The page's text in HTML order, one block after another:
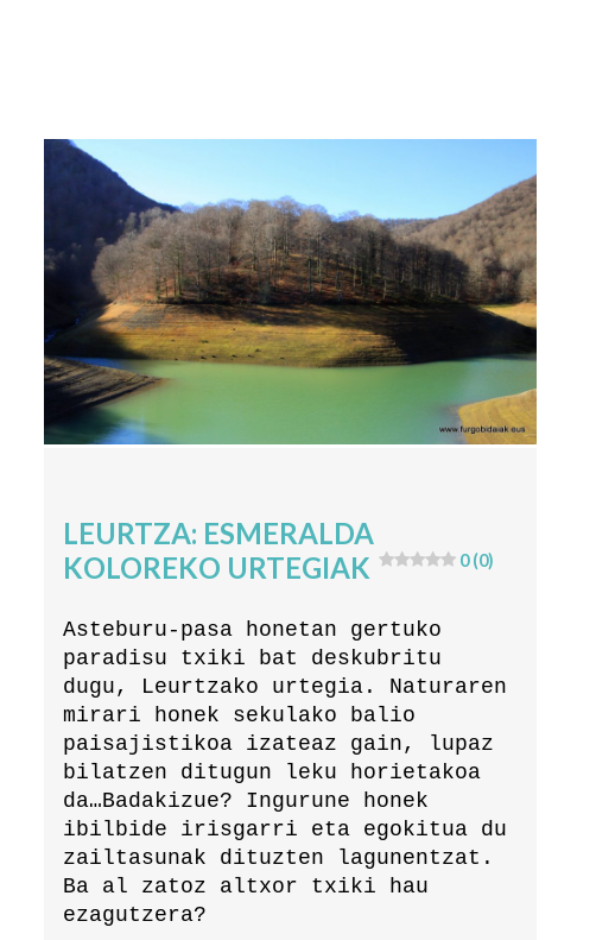
LEURTZA: ESMERALDA
KOLOREKO URTEGIAK
0 (0)
Asteburu-pasa honetan gertuko
paradisu txiki bat deskubritu
dugu, Leurtzako urtegia. Naturaren
mirari honek sekulako balio
paisajistikoa izateaz gain, lupaz
bilatzen ditugun leku horietakoa
da…Badakizue? Ingurune honek
ibilbide irisgarri eta egokitua du
zailtasunak dituzten lagunentzat.
Ba al zatoz altxor txiki hau
ezagutzera?